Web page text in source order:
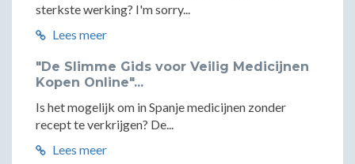
sterkste werking? I'm sorry...
Lees meer
"De Slimme Gids voor Veilig Medicijnen
Kopen Online"...
Is het mogelijk om in Spanje medicijnen zonder
recept te verkrijgen? De...
Lees meer